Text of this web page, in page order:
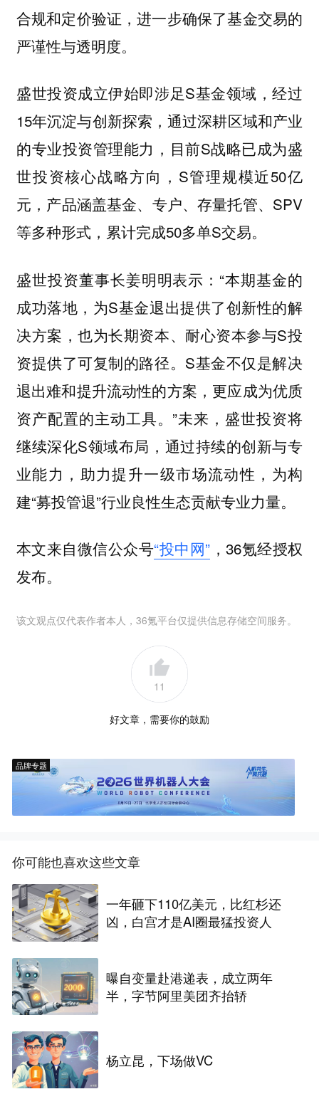
合规和定价验证，进一步确保了基金交易的
严谨性与透明度。
盛世投资成立伊始即涉足S基金领域，经过
15年沉淀与创新探索，通过深耕区域和产业
的专业投资管理能力，目前S战略已成为盛
世投资核心战略方向，S管理规模近50亿
元，产品涵盖基金、专户、存量托管、SPV
等多种形式，累计完成50多单S交易。
盛世投资董事长姜明明表示：“本期基金的
成功落地，为S基金退出提供了创新性的解
决方案，也为长期资本、耐心资本参与S投
资提供了可复制的路径。S基金不仅是解决
退出难和提升流动性的方案，更应成为优质
资产配置的主动工具。”未来，盛世投资将
继续深化S领域布局，通过持续的创新与专
业能力，助力提升一级市场流动性，为构
建“募投管退”行业良性生态贡献专业力量。
本文来自微信公众号“投中网” ，36氪经授权
发布。
该文观点仅代表作者本人，36氪平台仅提供信息存储空间服务。
11
好文章，需要你的鼓励
品牌专题
你可能也喜欢这些文章
一年砸下110亿美元，比红杉还
凶，白宫才是AI圈最猛投资人
曝自变量赴港递表，成立两年
半，字节阿里美团齐抬轿
杨立昆，下场做VC